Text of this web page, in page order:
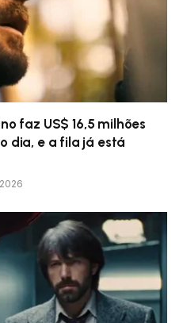
faz US$ 16,5 milhões
dia, e a fila já está